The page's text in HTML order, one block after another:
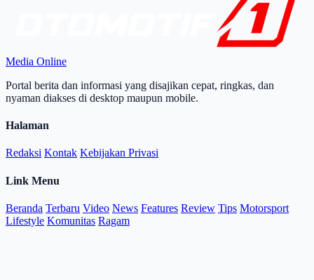
Media Online
Portal berita dan informasi yang disajikan cepat, ringkas, dan
nyaman diakses di desktop maupun mobile.
Halaman
Redaksi Kontak Kebijakan Privasi
Link Menu
Beranda Terbaru Video News Features Review Tips Motorsport
Lifestyle Komunitas Ragam